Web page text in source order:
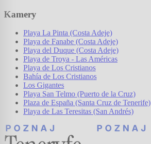
Kamery
Playa La Pinta (Costa Adeje)
Playa de Fanabe (Costa Adeje)
Playa del Duque (Costa Adeje)
Playa de Troya - Las Américas
Playa de Los Cristianos
Bahía de Los Cristianos
Los Gigantes
Playa San Telmo (Puerto de la Cruz)
Plaza de España (Santa Cruz de Tenerife)
Playa de Las Teresitas (San Andrés)